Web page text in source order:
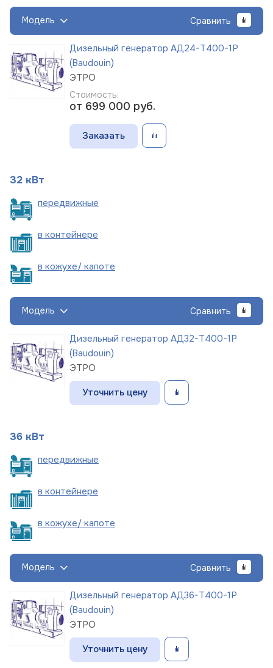
Модель Сравнить
Дизельный генератор АД24-Т400-1Р
(Baudouin)
ЭТРО
Стоимость:
от 699 000 руб.
Заказать
32 кВт
передвижные
в контейнере
в кожухе/ капоте
Модель Сравнить
Дизельный генератор АД32-Т400-1Р
(Baudouin)
ЭТРО
Уточнить цену
36 кВт
передвижные
в контейнере
в кожухе/ капоте
Модель Сравнить
Дизельный генератор АД36-Т400-1Р
(Baudouin)
ЭТРО
Уточнить цену